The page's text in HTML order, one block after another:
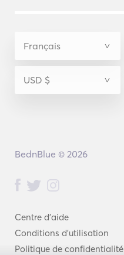
Centre d'aide
Conditions d'utilisation
Politique de confidentialité
BednBlue © 2026